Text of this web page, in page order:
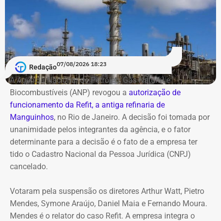
Deputado Fábio Silva em declaração de bens em 2022 — Foto:
Reprodução/Divulgacand
federal de R$ 4,89 milhões e um apartamento em São
Paulo declarado por R$ 4,11 milhões. Há ainda um
apartamento financiado na cidade do Rio de Janeiro,
estimado em R$ 1,61 milhão.
Antonio Rueda declara Mercedes de
R$ 2,35 milhões
Entre os bens declarados também estão um Mercedes-
Benz AMG G63, avaliado em R$ 2,35 milhões, um
Volkswagen Passat de R$ 115 mil, R$ 709 mil em “bens
móveis de uso pessoal” e R$ 35 mil em dinheiro em
espécie.
Redação07/08/2026 18:23
A Agência Nacional do Petróleo, Gás Natural e
Biocombustíveis (ANP) revogou a autorização de
funcionamento da Refit, a antiga refinaria de
Manguinhos, no Rio de Janeiro. A decisão foi tomada por
unanimidade pelos integrantes da agência, e o fator
determinante para a decisão é o fato de a empresa ter
tido o Cadastro Nacional da Pessoa Jurídica (CNPJ)
cancelado.
Votaram pela suspensão os diretores Arthur Watt, Pietro
Mendes, Symone Araújo, Daniel Maia e Fernando Moura.
Mendes é o relator do caso Refit. A empresa integra o